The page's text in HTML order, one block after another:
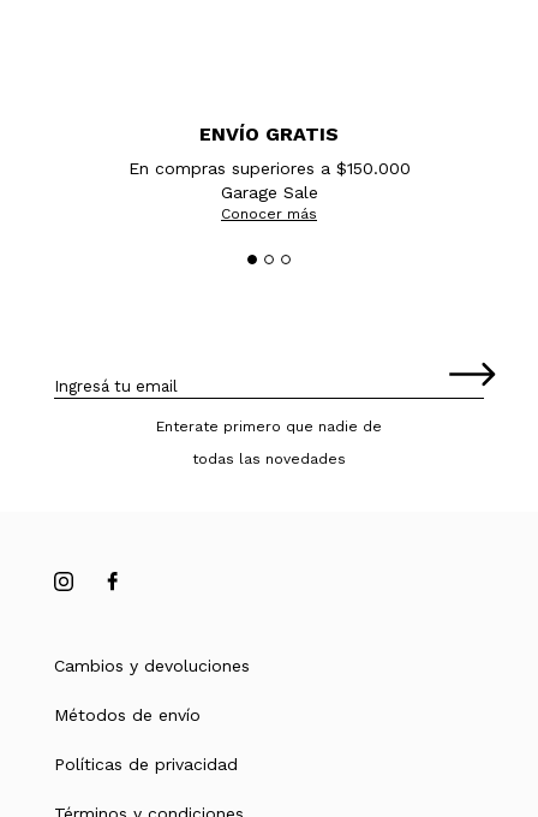
ENVÍO GRATIS
En compras superiores a $150.000
Garage Sale
Conocer más
Enterate primero que nadie de
todas las novedades
Cambios y devoluciones
Métodos de envío
Políticas de privacidad